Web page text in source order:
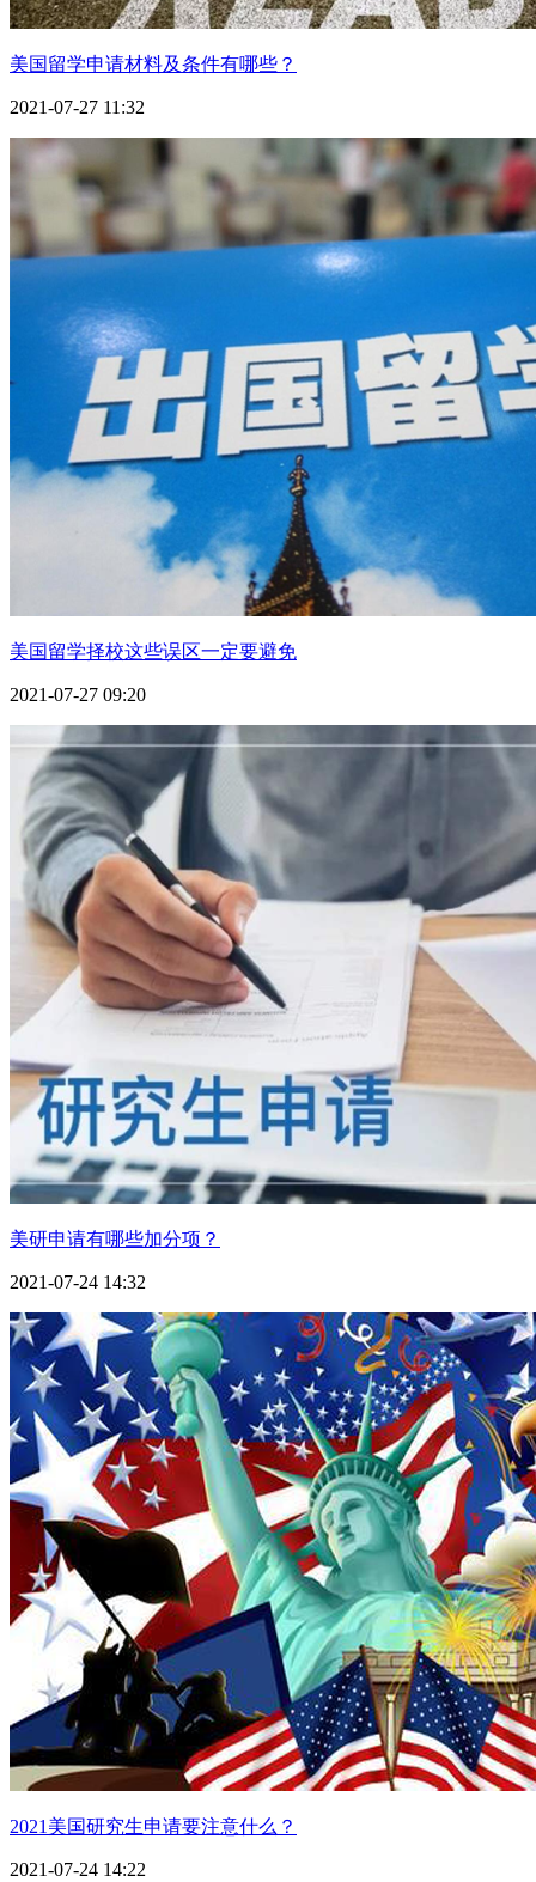
美国留学申请材料及条件有哪些？
2021-07-27 11:32
美国留学择校这些误区一定要避免
2021-07-27 09:20
美研申请有哪些加分项？
2021-07-24 14:32
2021美国研究生申请要注意什么？
2021-07-24 14:22